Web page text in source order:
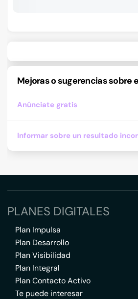
Mejoras o sugerencias sobre
Anúnciate gratis
Informar sobre un resultado
PLANES DIGITALES
Plan Impulsa
Plan Desarrollo
Plan Visibilidad
Plan Integral
Plan Contacto Activo
Te puede interesar